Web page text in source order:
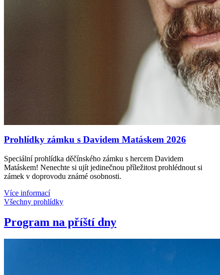
Prohlídky zámku s Davidem Matáskem 2026
Speciální prohlídka děčínského zámku s hercem Davidem
Matáskem! Nenechte si ujít jedinečnou příležitost prohlédnout si
zámek v doprovodu známé osobnosti.
Více informací
Všechny prohlídky
Program na příští dny